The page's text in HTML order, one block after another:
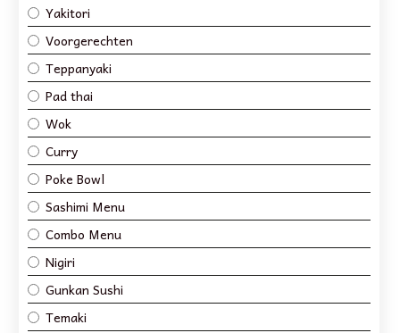
Yakitori
Voorgerechten
Teppanyaki
Pad thai
Wok
Curry
Poke Bowl
Sashimi Menu
Combo Menu
Nigiri
Gunkan Sushi
Temaki